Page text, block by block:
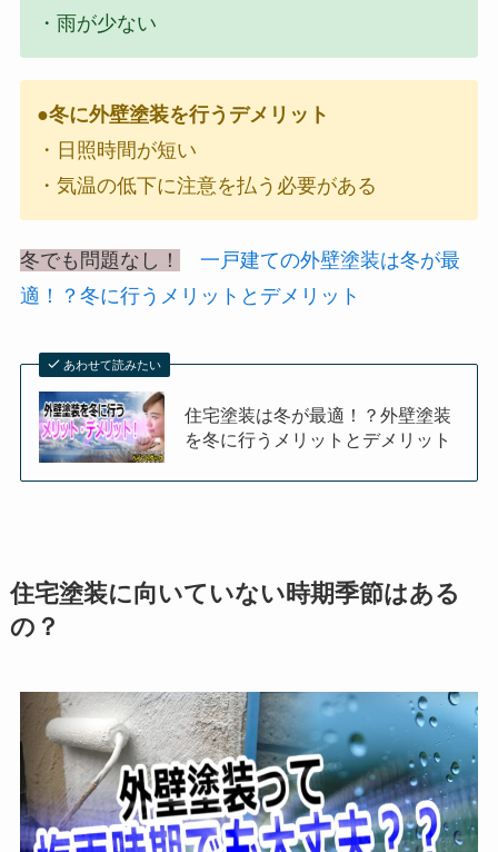
・雨が少ない
●冬に外壁塗装を行うデメリット
・日照時間が短い
・気温の低下に注意を払う必要がある
冬でも問題なし！
一戸建ての外壁塗装は冬が最
適！？冬に行うメリットとデメリット
あわせて読みたい
住宅塗装は冬が最適！？外壁塗装
を冬に行うメリットとデメリット
住宅塗装に向いていない時期季節はある
の？